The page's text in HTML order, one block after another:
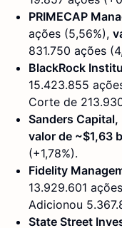
PRIMECAP
ações (5,56%),
831.750 ações
BlackRock
15.423.855
Corte de
Sanders Capital,
valor de ~$1,63
(+1,78%).
Fidelity
13.929.601
Adicionou
State Street